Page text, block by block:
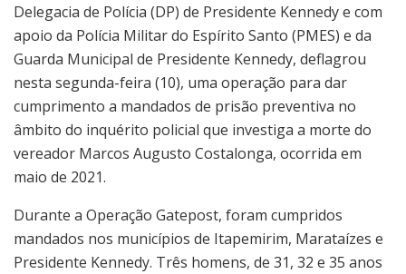
Delegacia de Polícia (DP) de Presidente Kennedy e com
apoio da Polícia Militar do Espírito Santo (PMES) e da
Guarda Municipal de Presidente Kennedy, deflagrou
nesta segunda-feira (10), uma operação para dar
cumprimento a mandados de prisão preventiva no
âmbito do inquérito policial que investiga a morte do
vereador Marcos Augusto Costalonga, ocorrida em
maio de 2021.
Durante a Operação Gatepost, foram cumpridos
mandados nos municípios de Itapemirim, Marataízes e
Presidente Kennedy. Três homens, de 31, 32 e 35 anos